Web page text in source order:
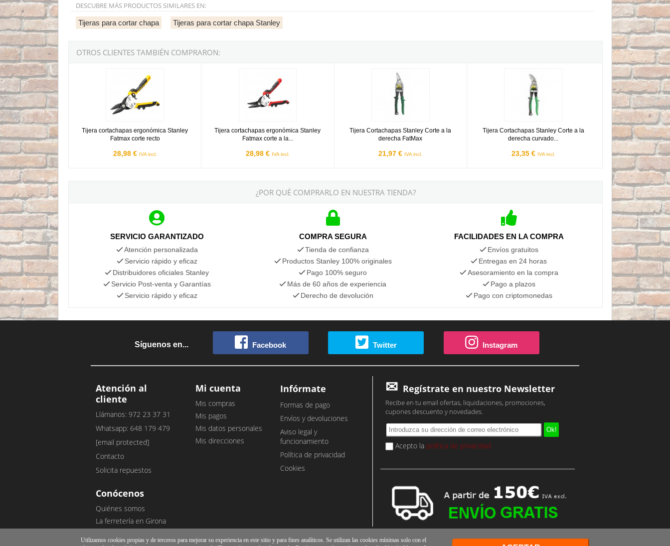
DESCUBRE MÁS PRODUCTOS SIMILARES EN:
Tijeras para cortar chapa Tijeras para cortar chapa Stanley
OTROS CLIENTES TAMBIÉN COMPRARON:
Tijera cortachapas ergonómica Stanley
Fatmax corte recto
28,98 € IVA incl.
Tijera cortachapas ergonómica Stanley
Fatmax corte a la...
28,98 € IVA incl.
Tijera Cortachapas Stanley Corte a la
derecha FatMax
21,97 € IVA incl.
Tijera Cortachapas Stanley Corte a la
derecha curvado...
23,35 € IVA incl.
Tijera Cortachapas Stanley Corte a la derecha curvado
¿POR QUÉ COMPRARLO EN NUESTRA TIENDA?
SERVICIO GARANTIZADO
Atención personalizada
Servicio rápido y eficaz
Distribuidores oficiales Stanley
Servicio Post-venta y Garantías
Servicio rápido y eficaz
COMPRA SEGURA
Tienda de confianza
Productos Stanley 100% originales
Pago 100% seguro
Más de 60 años de experiencia
Derecho de devolución
FACILIDADES EN LA COMPRA
Envíos gratuitos
Entregas en 24 horas
Asesoramiento en la compra
Pago a plazos
Pago con criptomonedas
Síguenos en... Facebook Twitter Instagram
Atención al
cliente
Llámanos: 972 23 37 31
Whatsapp: 648 179 479
[email protected]
Contacto
Solicita repuestos
Conócenos
Quiénes somos
La ferretería en Girona
Mi cuenta
Mis compras
Mis pagos
Mis datos personales
Mis direcciones
Infórmate
Formas de pago
Envíos y devoluciones
Aviso legal y
funcionamiento
Política de privacidad
Cookies
Regístrate en nuestro Newsletter
Recibe en tu email ofertas, liquidaciones, promociones,
cupones descuento y novedades.
Acepto la política de privacidad
Utilizamos cookies propias y de terceros para mejorar su experiencia en este sitio y para fines analíticos. Se utilizan las cookies mínimas solo con el